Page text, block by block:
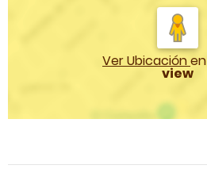
Ver Ubicaciónen
view